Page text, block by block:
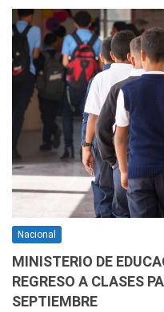
Nacional
MINISTERIO DE
REGRESO A CLASES
SEPTIEMBRE